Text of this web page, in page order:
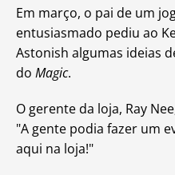
Em março, o pai de um
entusiasmado pediu ao
Astonish algumas ideias
do Magic.
O gerente da loja, Ray
"A gente podia fazer um
aqui na loja!"